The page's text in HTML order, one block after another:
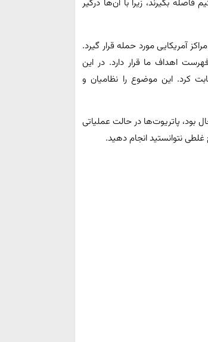
بگیرند، زیرا با آن‌ها درگیر
آمریکایی مورد حمله قرار گیرد.
اهداف ما قرار دارد. در این
کرد. این موضوع را نظامیان و
بود، پاتریوت‌ها در حالت عملیاتی
غلطی نتوانستید انجام دهید.